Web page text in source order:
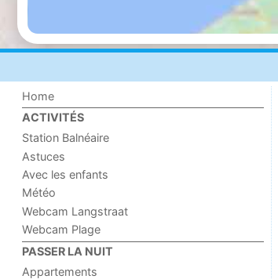
Home
ACTIVITÉS
Station Balnéaire
Astuces
Avec les enfants
Météo
Webcam Langstraat
Webcam Plage
PASSER LA NUIT
Appartements